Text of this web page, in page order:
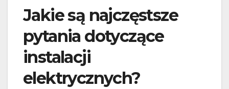
Jakie są najczęstsze
pytania dotyczące
instalacji
elektrycznych?